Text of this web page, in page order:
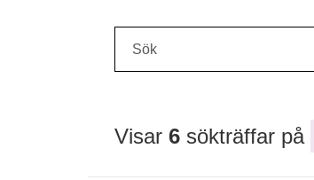
Visar 6 sökträffar på